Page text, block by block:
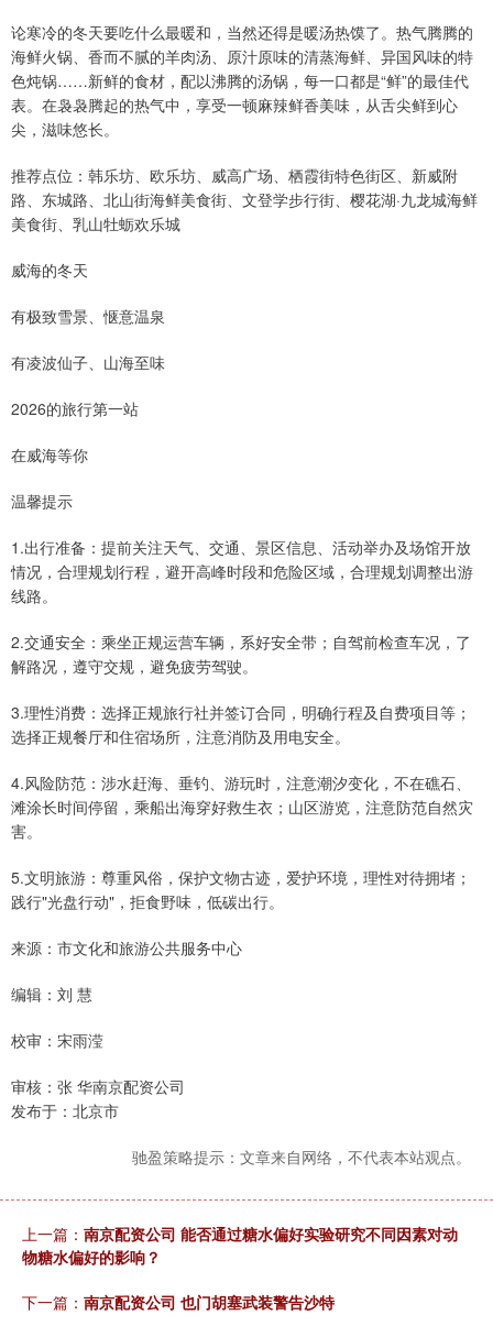
论寒冷的冬天要吃什么最暖和，当然还得是暖汤热馍了。热气腾腾的
海鲜火锅、香而不腻的羊肉汤、原汁原味的清蒸海鲜、异国风味的特
色炖锅……新鲜的食材，配以沸腾的汤锅，每一口都是“鲜”的最佳代
表。在袅袅腾起的热气中，享受一顿麻辣鲜香美味，从舌尖鲜到心
尖，滋味悠长。
推荐点位：韩乐坊、欧乐坊、威高广场、栖霞街特色街区、新威附
路、东城路、北山街海鲜美食街、文登学步行街、樱花湖·九龙城海鲜
美食街、乳山牡蛎欢乐城
威海的冬天
有极致雪景、惬意温泉
有凌波仙子、山海至味
2026的旅行第一站
在威海等你
温馨提示
1.出行准备：提前关注天气、交通、景区信息、活动举办及场馆开放
情况，合理规划行程，避开高峰时段和危险区域，合理规划调整出游
线路。
2.交通安全：乘坐正规运营车辆，系好安全带；自驾前检查车况，了
解路况，遵守交规，避免疲劳驾驶。
3.理性消费：选择正规旅行社并签订合同，明确行程及自费项目等；
选择正规餐厅和住宿场所，注意消防及用电安全。
4.风险防范：涉水赶海、垂钓、游玩时，注意潮汐变化，不在礁石、
滩涂长时间停留，乘船出海穿好救生衣；山区游览，注意防范自然灾
害。
5.文明旅游：尊重风俗，保护文物古迹，爱护环境，理性对待拥堵；
践行"光盘行动"，拒食野味，低碳出行。
来源：市文化和旅游公共服务中心
编辑：刘 慧
校审：宋雨滢
审核：张 华南京配资公司
发布于：北京市
驰盈策略提示：文章来自网络，不代表本站观点。
上一篇： 南京配资公司 能否通过糖水偏好实验研究不同因素对动
物糖水偏好的影响？
下一篇： 南京配资公司 也门胡塞武装警告沙特